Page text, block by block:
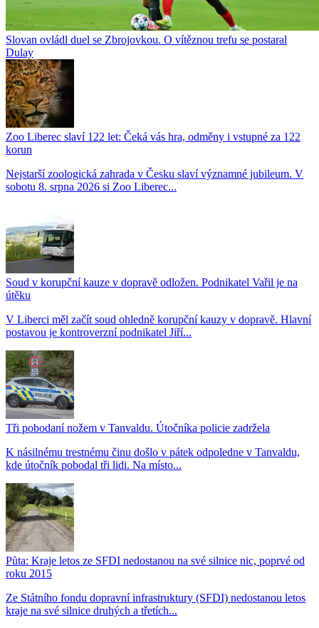
Slovan ovládl duel se Zbrojovkou. O vítěznou trefu se postaral
Dulay
Zoo Liberec slaví 122 let: Čeká vás hra, odměny i vstupné za 122
korun
Nejstarší zoologická zahrada v Česku slaví významné jubileum. V
sobotu 8. srpna 2026 si Zoo Liberec...
Soud v korupční kauze v dopravě odložen. Podnikatel Vařil je na
útěku
V Liberci měl začít soud ohledně korupční kauzy v dopravě. Hlavní
postavou je kontroverzní podnikatel Jiří...
Tři pobodaní nožem v Tanvaldu. Útočníka policie zadržela
K násilnému trestnému činu došlo v pátek odpoledne v Tanvaldu,
kde útočník pobodal tři lidi. Na místo...
Půta: Kraje letos ze SFDI nedostanou na své silnice nic, poprvé od
roku 2015
Ze Státního fondu dopravní infrastruktury (SFDI) nedostanou letos
kraje na své silnice druhých a třetích...